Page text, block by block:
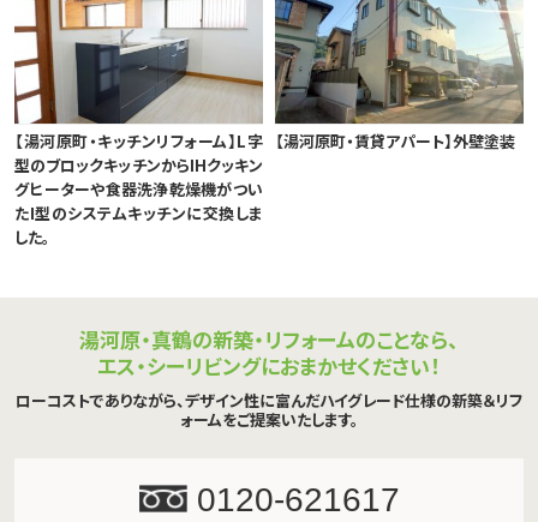
【湯河原町・キッチンリフォーム】L字
型のブロックキッチンからIHクッキン
グヒーターや食器洗浄乾燥機がつい
たI型のシステムキッチンに交換しま
した。
【湯河原町・賃貸アパート】外壁塗装
湯河原・真鶴の新築・リフォームのことなら、
エス・シーリビングにおまかせください！
ローコストでありながら、デザイン性に富んだハイグレード仕様の新築＆リフ
ォームをご提案いたします。
0120-621617